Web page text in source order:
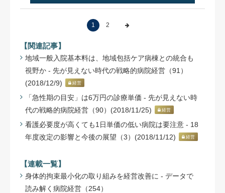
1 2
【関連記事】
地域一般入院基本料は、地域包括ケア病棟との統合も
視野か - 先が見えない時代の戦略的病院経営（91）
(2018/12/9)
経営
「急性期の目安」は6万円の診療単価 - 先が見えない時
代の戦略的病院経営（90）(2018/11/25)
経営
看護必要度が高くても1日単価の低い病院は要注意 - 18
年度改定の影響と今後の展望（3）(2018/11/12)
経営
【連載一覧】
身体的拘束最小化の取り組みを経営改善に - データで
読み解く病院経営（254）